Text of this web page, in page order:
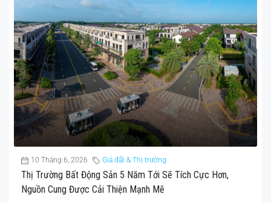
10 Tháng 6, 2026 Giá đất & Thị trường
Thị Trường Bất Động Sản 5 Năm Tới Sẽ Tích Cực Hơn,
Nguồn Cung Được Cải Thiện Mạnh Mẽ